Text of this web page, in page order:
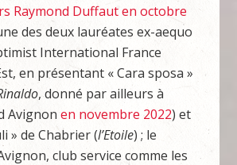
Raymond Duffaut en octobre
des deux lauréates ex-aequo
International France
en présentant « Cara sposa »
, donné par ailleurs à
Avignonen novembre 2022) et
» de Chabrier (l’Etoile) ; le
club service comme les